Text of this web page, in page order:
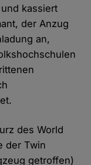
kassiert
der Anzug
an,
des World
der Twin
getroffen)